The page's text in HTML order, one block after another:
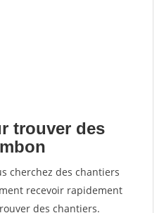
trouver des
cherchez des chantiers
recevoir rapidement
des chantiers.